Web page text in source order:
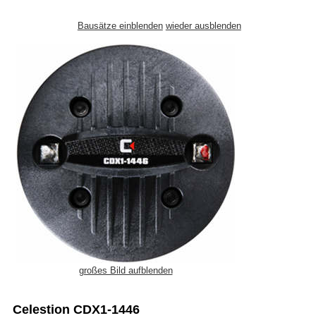
Bausätze einblenden wieder ausblenden
großes Bild aufblenden
Celestion CDX1-1446